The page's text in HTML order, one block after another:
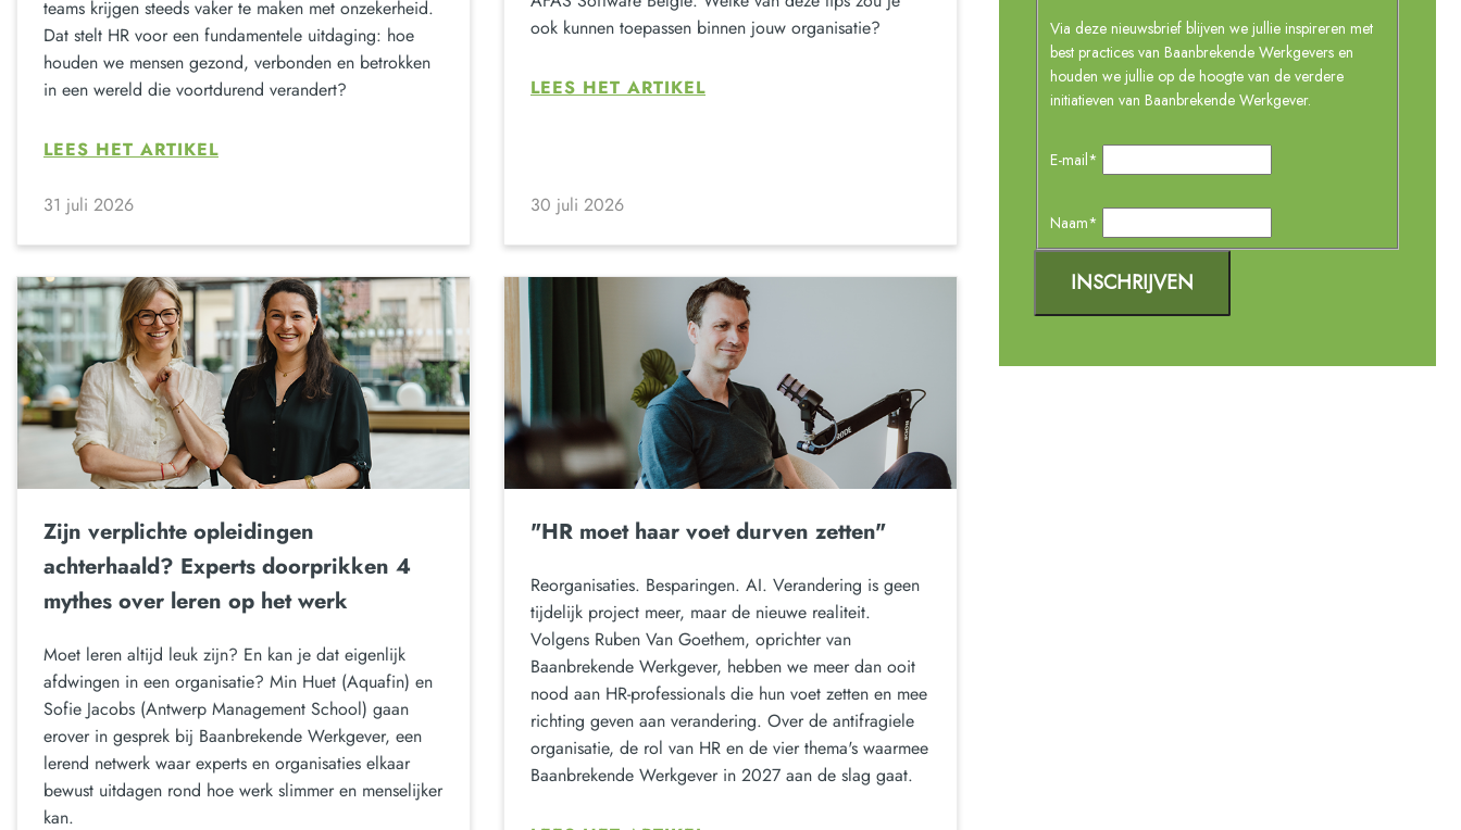
teams krijgen steeds vaker te maken met onzekerheid.
Dat stelt HR voor een fundamentele uitdaging: hoe
houden we mensen gezond, verbonden en betrokken
in een wereld die voortdurend verandert?
LEES HET ARTIKEL
31 juli 2026
ook kunnen toepassen binnen jouw organisatie?
LEES HET ARTIKEL
30 juli 2026
Zijn verplichte opleidingen
achterhaald? Experts doorprikken 4
mythes over leren op het werk
Moet leren altijd leuk zijn? En kan je dat eigenlijk
afdwingen in een organisatie? Min Huet (Aquafin) en
Sofie Jacobs (Antwerp Management School) gaan
erover in gesprek bij Baanbrekende Werkgever, een
lerend netwerk waar experts en organisaties elkaar
bewust uitdagen rond hoe werk slimmer en menselijker
kan.
"HR moet haar voet durven zetten"
Reorganisaties. Besparingen. AI. Verandering is geen
tijdelijk project meer, maar de nieuwe realiteit.
Volgens Ruben Van Goethem, oprichter van
Baanbrekende Werkgever, hebben we meer dan ooit
nood aan HR-professionals die hun voet zetten en mee
richting geven aan verandering. Over de antifragiele
organisatie, de rol van HR en de vier thema's waarmee
Baanbrekende Werkgever in 2027 aan de slag gaat.